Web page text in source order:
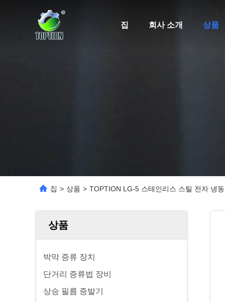
집 회사 소개 상품
집 > 상품 > TOPTION LG-5 스테인리스 스틸 전자 냉
상품
박막 증류 장치
단거리 증류법 장비
상승 필름 증발기